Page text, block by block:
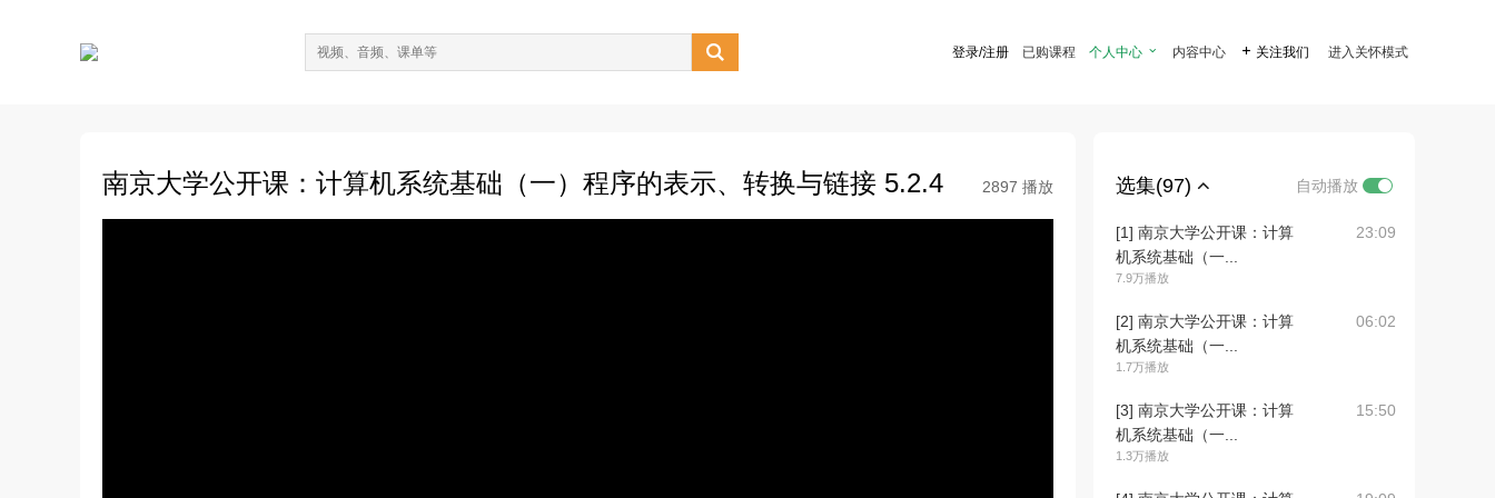
 登录/注册 已购课程 个人中心  内容中心  关注我们 进入关怀模式
南京大学公开课：计算机系统基础（一）程序的表示、转换与链接 5.2.4 2897 播放 选集(97) 自动播放
[1] 南京大学公开课：计算
机系统基础（一...
7.9万播放
23:09
[2] 南京大学公开课：计算
机系统基础（一...
1.7万播放
06:02
[3] 南京大学公开课：计算
机系统基础（一...
1.3万播放
15:50